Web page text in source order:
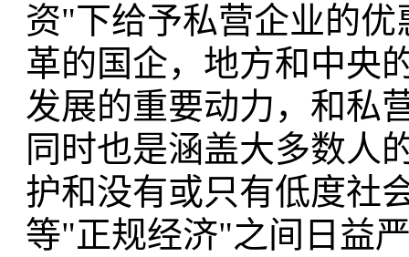
资"下给予私营企业的
革的国企，地方和中央
发展的重要动力，和私
同时也是涵盖大多数人
护和没有或只有低度社
等"正规经济"之间日益